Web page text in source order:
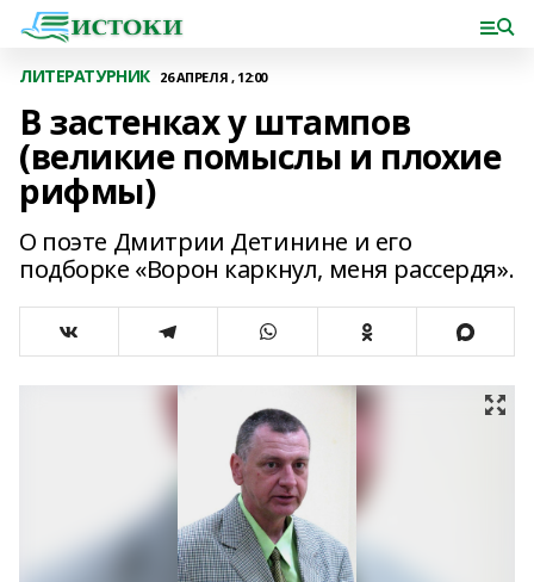
ЛИТЕРАТУРНИК 26 АПРЕЛЯ , 12:00
В застенках у штампов
(великие помыслы и плохие
рифмы)
О поэте Дмитрии Детинине и его
подборке «Ворон каркнул, меня рассердя».